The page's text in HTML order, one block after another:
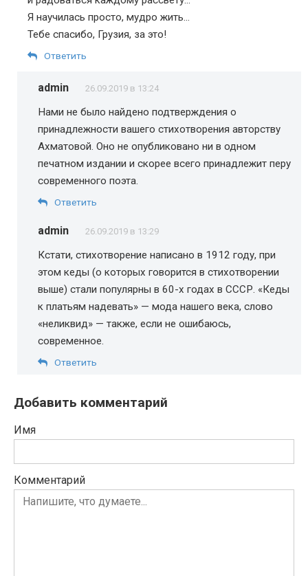
Я научилась просто, мудро жить…
Тебе спасибо, Грузия, за это!
Ответить
admin 26.09.2019 в 13:24
Нами не было найдено подтверждения о
принадлежности вашего стихотворения авторству
Ахматовой. Оно не опубликовано ни в одном
печатном издании и скорее всего принадлежит перу
современного поэта.
Ответить
admin 26.09.2019 в 13:29
Кстати, стихотворение написано в 1912 году, при
этом кеды (о которых говорится в стихотворении
выше) стали популярны в 60-х годах в СССР. «Кеды
к платьям надевать» — мода нашего века, слово
«неликвид» — также, если не ошибаюсь,
современное.
Ответить
Добавить комментарий
Имя
Комментарий